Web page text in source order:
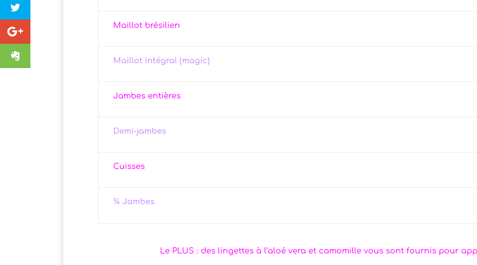
Maillot brésilien
Maillot intégral (magic)
Jambes entières
Demi-jambes
Cuisses
¾ Jambes
Le PLUS : des lingettes à l’aloé vera et camomille vous sont fournis pour